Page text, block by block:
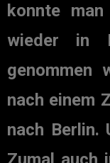
konnte
wieder in
genommen
nach einem
nach Berlin.